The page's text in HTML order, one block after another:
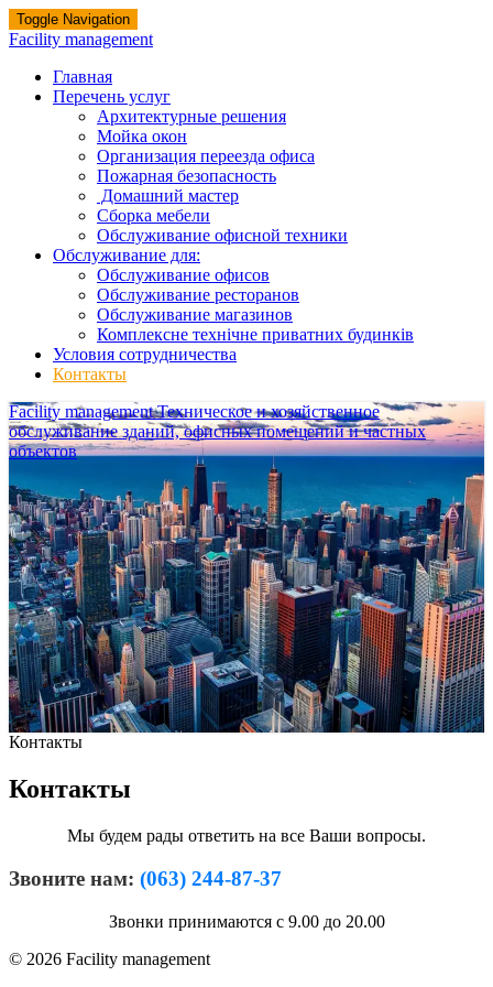
Toggle Navigation
Facility management
Главная
Перечень услуг
Архитектурные решения
Мойка окон
Организация переезда офиса
Пожарная безопасность
Домашний мастер
Сборка мебели
Обслуживание офисной техники
Обслуживание для:
Обслуживание офисов
Обслуживание ресторанов
Обслуживание магазинов
Комплексне технічне приватних будинків
Условия сотрудничества
Контакты
Facility management Техническое и хозяйственное
обслуживание зданий, офисных помещений и частных
объектов
Контакты
Контакты
Мы будем рады ответить на все Ваши вопросы.
Звоните нам: (063) 244-87-37
Звонки принимаются с 9.00 до 20.00
© 2026 Facility management